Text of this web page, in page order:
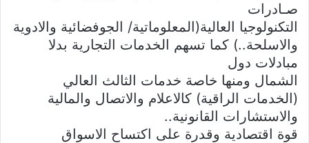
صـادرات
التكنولوجيا العالية(المعلوماتية/ الجوفضائية والادوية
والاسلحة..) كما تسهم الخدمات التجارية بدلا
مبادلات دول
الشمال ومنها خاصة خدمات الثالث العالي
(الخدمات الراقية) كالاعلام والاتصال والمالية
والاستشارات القانونية..
قوة اقتصادية وقدرة على اكتساح الاسواق